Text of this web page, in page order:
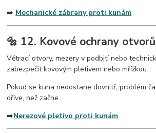
➡️ Mechanické zábrany proti kunám
🔩 12. Kovové ochrany otvorů
Větrací otvory, mezery v podbití nebo
zabezpečit kovovým pletivem nebo mřížkou.
Pokud se kuna nedostane dovnitř, problém
dříve, než začne.
➡️Nerezové pletivo proti kunám